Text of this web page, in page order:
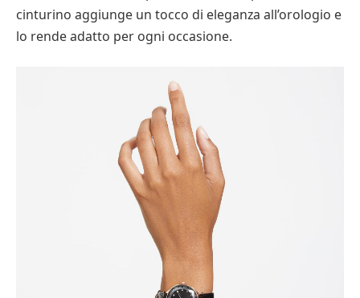
cinturino aggiunge un tocco di eleganza all’orologio e
lo rende adatto per ogni occasione.